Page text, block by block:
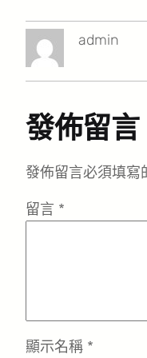
admin
發佈留言
發佈留言必須填寫
留言 *
顯示名稱 *